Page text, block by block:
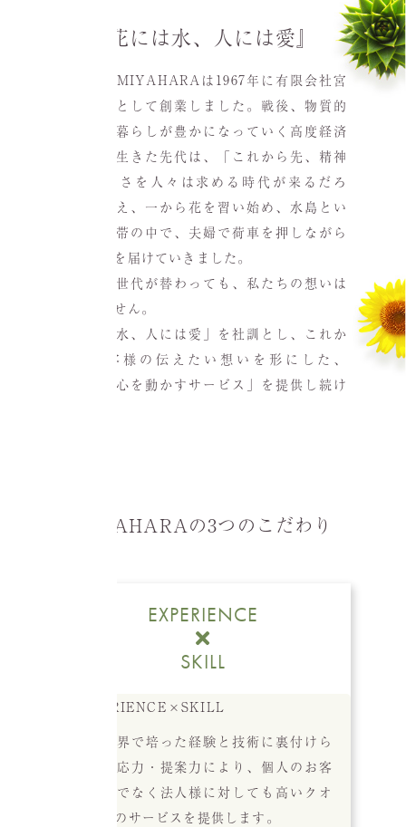
『花には水、人には愛』
有限会社MIYAHARAは1967年に有限会社宮
原生花店として創業しました。戦後、物質的
に人々の暮らしが豊かになっていく高度経済
成長期を生きた先代は、「これから先、精神
的な豊かさを人々は求める時代が来るだろ
う」と考え、一から花を習い始め、水島とい
う工業地帯の中で、夫婦で荷車を押しながら
人々に花を届けていきました。
時は流れ世代が替わっても、私たちの想いは
変わりません。
「花には水、人には愛」を社訓とし、これか
らもお客様の伝えたい想いを形にした、
「人々の心を動かすサービス」を提供し続け
MIYAHARAの3つのこだわり
EXPERIENCE
SKILL
長年業界で培った経験と技術に裏付けら
れた対応力・提案力により、個人のお客
様だけでなく法人様に対しても高いクオ
リティのサービスを提供します。